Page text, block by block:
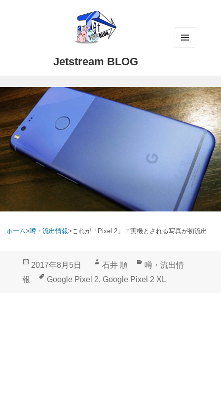
Jetstream BLOG
ホーム>噂・流出情報>これが「Pixel 2」？実機とされる写真が初流出
投
2017年8月5日
作
成
石井 順
カ
テ
噂・流出情
報
タ
Google Pixel 2, Google Pixel 2 XL